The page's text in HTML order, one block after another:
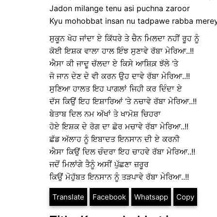
Jadon milange tenu asi puchna zaroor
Kyu mohobbat insan nu tadpawe rabba
ਸੁਕੂਨ ਖੋਹ ਜਾਂਦਾ ਏ ਕਿੱਧਰੇ ਤੇ ਚੈਨ ਮਿਲਦਾ ਨਹੀਂ ਰੂਹ ਨੂੰ
ਕੋਈ ਇਸ਼ਕ ਵਾਲਾ ਹਾਲ ਇੰਝ ਸੁਣਾਵੇ ਰੱਬਾ ਮੇਰਿਆ..!!
ਐਸਾ ਕੀ ਜਾਦੂ ਚੱਲਦਾ ਏ ਕਿਸੇ ਆਸ਼ਿਕ਼ ਝੱਲੇ ‘ਤੇ
ਜੋ ਜਾਨ ਦੇਣ ਦੇ ਵੀ ਕਰਨ ਉਹ ਦਾਵੇ ਰੱਬਾ ਮੇਰਿਆ..!!
ਸੁਣਿਆ ਹਾਲਤ ਇਹ ਪਾਗਲਾਂ ਜਿਹੀ ਕਰ ਦਿੰਦਾ ਏ
ਦੱਸ ਕਿਉਂ ਇਹ ਇਸ਼ਾਰਿਆਂ ‘ਤੇ ਨਚਾਵੇ ਰੱਬਾ ਮੇਰਿਆ..!!
ਬੇਤਾਬ ਦਿਲ ਨਮ ਅੱਖਾਂ ਤੇ ਖਾਮੋਸ਼ ਚਿਹਰਾ
ਹੋਏ ਇਸ਼ਕ ਦੇ ਰੋਗ ਦਾ ਛੋਰ ਮਚਾਵੇ ਰੱਬਾ ਮੇਰਿਆ..!!
ਛੱਡ ਅੱਲਾਹ ਨੂੰ ਇਬਾਦਤ ਇਨਸਾਨ ਦੀ ਏ ਕਰਨੀ
ਐਸਾ ਕਿਉਂ ਦਿਲ ਚੰਦਰਾ ਇਹ ਚਾਹਵੇ ਰੱਬਾ ਮੇਰਿਆ..!!
ਜਦੋਂ ਮਿਲਾਂਗੇ ਤੈਨੂੰ ਅਸੀਂ ਪੁੱਛਣਾ ਜ਼ਰੂਰ
ਕਿਉਂ ਮੋਹੁੱਬਤ ਇਨਸਾਨ ਨੂੰ ਤੜਪਾਵੇ ਰੱਬਾ ਮੇਰਿਆ..!!
Translate Facebook Whatsapp Copy